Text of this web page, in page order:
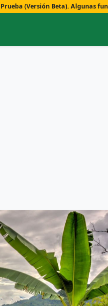
(Versión Beta). Algunas